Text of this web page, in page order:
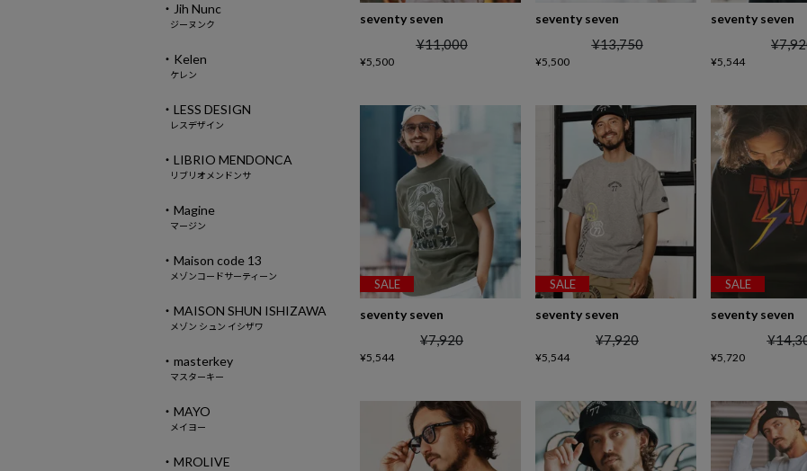
seventy seven
¥11,000
¥5,500
seventy seven
¥13,750
¥5,500
seventy seven
¥
¥5,544
SALE
seventy seven
¥7,920
¥5,544
SALE
seventy seven
¥7,920
¥5,544
SALE
seventy seven
¥
¥5,720
・Jih Nunc
ジーヌンク
・Kelen
ケレン
・LESS DESIGN
レスデザイン
・LIBRIO MENDONCA
リブリオメンドンサ
・Magine
マージン
・Maison code 13
メゾンコードサーティーン
・MAISON SHUN ISHIZAWA
メゾン シュン イシザワ
・masterkey
マスターキー
・MAYO
メイヨー
・MROLIVE